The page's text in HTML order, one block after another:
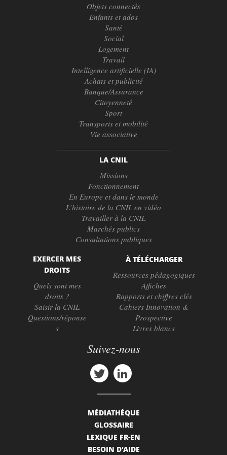
Objets connectés
Enfants et ados
Santé
Social
Logement
Travail
Intelligence artificielle (IA)
Achats et publicité
Banque/Assurance
Citoyenneté
Sport
Transports et mobilité
Vie associative
LA CNIL
Missions
Fonctionnement
En Europe et dans le monde
L’histoire de la CNIL en vidéo
Travailler à la CNIL
Marchés publics
Consultations publiques
EXERCER MES
DROITS
Quels sont mes
droits ?
Saisir la CNIL
Questions/réponse
s
À TÉLÉCHARGER
Ressources pédagogiques
Affiches
Rapports et chiffres clés
Cahiers Innovation &
Prospective
Livres blancs
Suivez-nous
MÉDIATHÈQUE
GLOSSAIRE
LEXIQUE FR-EN
BESOIN D'AIDE